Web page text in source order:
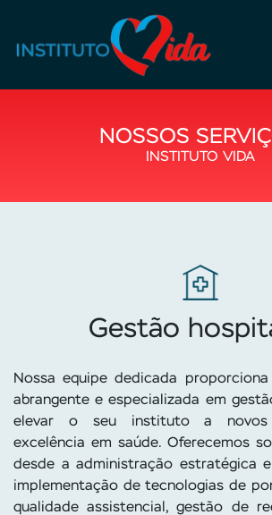
NOSSOS
INSTITUTO VIDA
Gestão
Nossa equipe dedicada
abrangente e especializada em
elevar o seu instituto a novos
excelência em saúde. Oferecemos
desde a administração estratégica
implementação de tecnologias de
qualidade assistencial, gestão de